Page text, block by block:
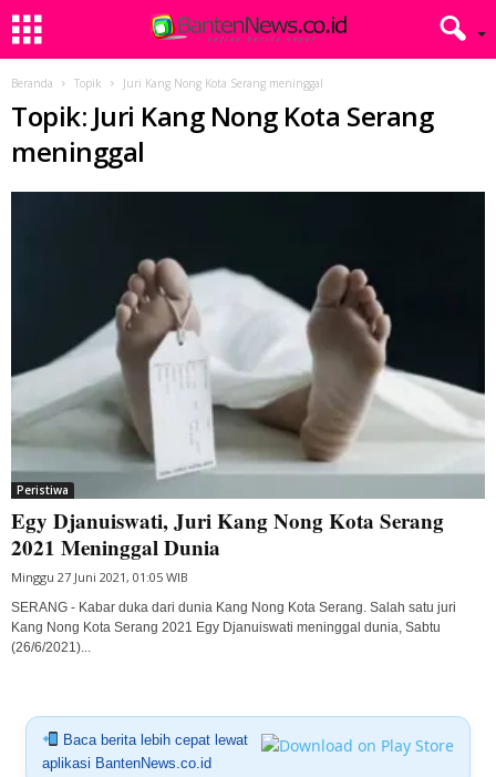
Beranda Topik Juri Kang Nong Kota Serang meninggal
Topik: Juri Kang Nong Kota Serang
meninggal
Peristiwa
Egy Djanuiswati, Juri Kang Nong Kota Serang
2021 Meninggal Dunia
Minggu 27 Juni 2021, 01:05 WIB
SERANG - Kabar duka dari dunia Kang Nong Kota Serang. Salah satu juri
Kang Nong Kota Serang 2021 Egy Djanuiswati meninggal dunia, Sabtu
(26/6/2021)...
Baca berita lebih cepat lewat
aplikasi BantenNews.co.id